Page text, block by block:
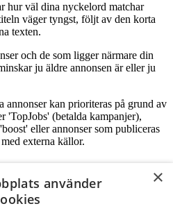
hur väl dina nyckelord matchar
väger tyngst, följt av den korta
texten.
och de som ligger närmare din
ju äldre annonsen är eller ju
kan prioriteras på grund av
'TopJobs' (betalda kampanjer),
eller annonser som publiceras
externa källor.
×
använder